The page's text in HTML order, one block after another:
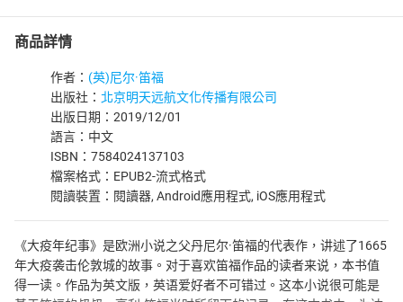
商品詳情
作者： (英)尼尔·笛福
出版社： 北京明天远航文化传播有限公司
出版日期：2019/12/01
語言：中文
ISBN：7584024137103
檔案格式：EPUB2-流式格式
閱讀裝置：閱讀器, Android應用程式, iOS應用程式
《大疫年纪事》是欧洲小说之父丹尼尔·笛福的代表作，讲述了1665
年大疫袭击伦敦城的故事。对于喜欢笛福作品的读者来说，本书值
得一读。作品为英文版，英语爱好者不可错过。这本小说很可能是